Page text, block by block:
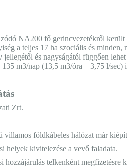
NA200 fő gerincvezetékről
a teljes 17 ha szociális és
és nagyságától függően
135 m3/nap (13,5 m3/óra – 3,75 l/
Zrt.
földkábeles hálózat már
helyek kivitelezése a vevő faladata.
hozzájárulás telkenként megfizetésre